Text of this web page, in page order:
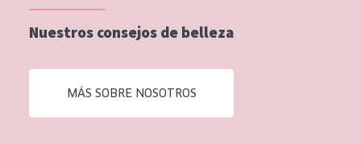
Piel menopáusica
Todas las edades
Edad: de 35 a 55
Nuestros consejos de belleza
MÁS SOBRE NOSOTROS